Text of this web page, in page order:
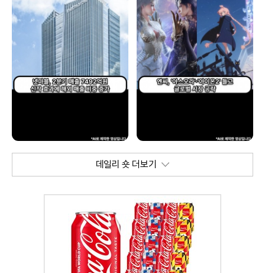
데일리 숏 더보기